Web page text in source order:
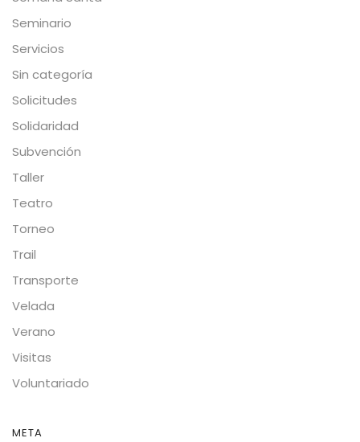
Seminario
Servicios
Sin categoría
Solicitudes
Solidaridad
Subvención
Taller
Teatro
Torneo
Trail
Transporte
Velada
Verano
Visitas
Voluntariado
META